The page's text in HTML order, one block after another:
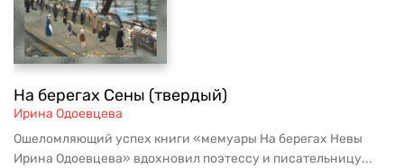
На берегах Сены (твердый)
Ирина Одоевцева
Ошеломляющий успех книги «мемуары На берегах Невы
Ирина Одоевцева» вдохновил поэтессу и писательницу...